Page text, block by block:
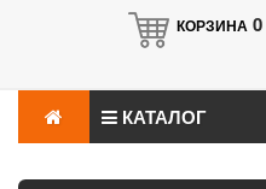
КОРЗИНА 0
КАТАЛОГ